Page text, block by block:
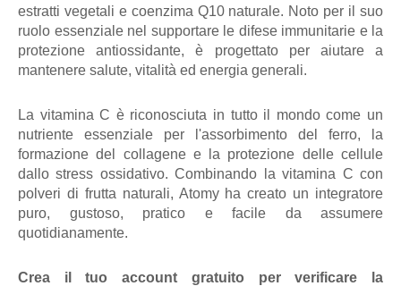
estratti vegetali e coenzima Q10 naturale. Noto per il suo
ruolo essenziale nel supportare le difese immunitarie e la
protezione antiossidante, è progettato per aiutare a
mantenere salute, vitalità ed energia generali.
La vitamina C è riconosciuta in tutto il mondo come un
nutriente essenziale per l'assorbimento del ferro, la
formazione del collagene e la protezione delle cellule
dallo stress ossidativo. Combinando la vitamina C con
polveri di frutta naturali, Atomy ha creato un integratore
puro, gustoso, pratico e facile da assumere
quotidianamente.
Crea il tuo account gratuito per verificare la